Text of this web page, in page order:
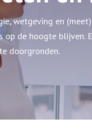
wetgeving en
de hoogte blijven.
doorgronden.